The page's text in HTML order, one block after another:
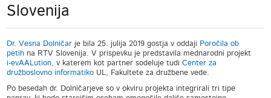
Slovenija
Dr. Vesna Dolničar je bila 25. julija 2019 gostja v oddaji Poročila ob
petih na RTV Slovenija. V prispevku je predstavila mednarodni projekt
i-evAALution, v katerem kot partner sodeluje tudiCenter za
družboslovno informatiko UL, Fakultete za družbene vede.
Po besedah dr. Dolničarjeve so v okviru projekta integrirali tri tipe